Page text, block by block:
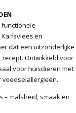
en
dat een uitzonderlijke
Ontwikkeld voor
voor huisdieren met
– malsheid, smaak en